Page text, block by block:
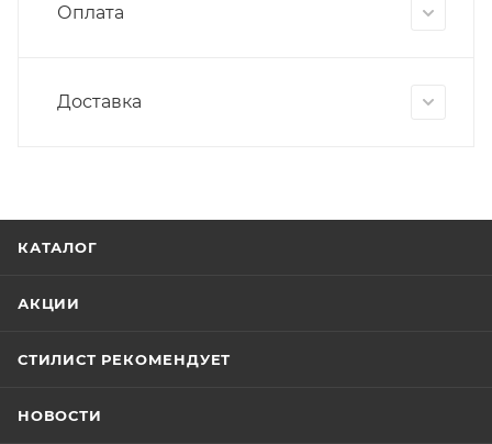
Оплата
Доставка
КАТАЛОГ
АКЦИИ
СТИЛИСТ РЕКОМЕНДУЕТ
НОВОСТИ